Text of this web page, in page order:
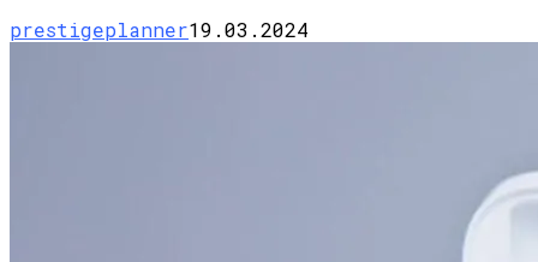
prestigeplanner19.03.2024